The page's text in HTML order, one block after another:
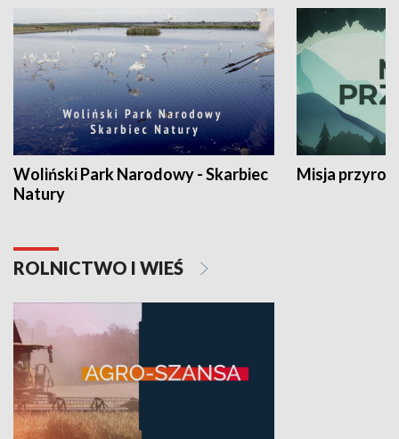
Woliński Park Narodowy - Skarbiec
Natury
Misja
ROLNICTWO I WIEŚ